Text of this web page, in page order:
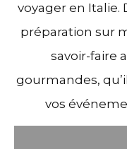
voyager en Italie.
préparation sur
savoir-faire
gourmandes,
vos